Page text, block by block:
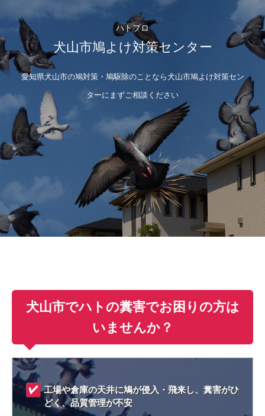
ハトプロ
犬山市鳩よけ対策センター
愛知県犬山市の鳩対策・鳩駆除のことなら犬山市鳩よけ対策セン
ターにまずご相談ください
犬山市でハトの糞害でお困りの方は
いませんか？
工場や倉庫の天井に鳩が侵入・飛来し、糞害がひ
どく、品質管理が不安